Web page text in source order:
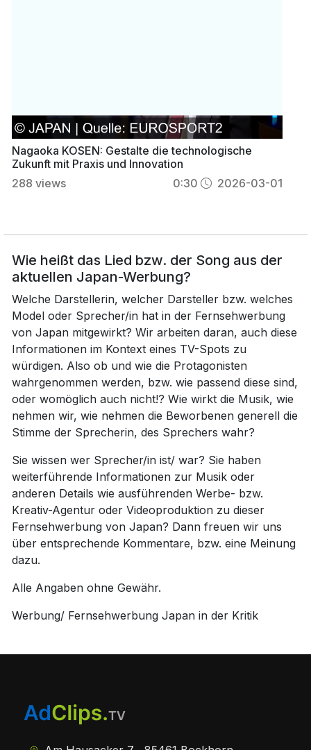
Nagaoka KOSEN: Gestalte die technologische
Zukunft mit Praxis und Innovation
288 views 0:30 2026-03-01
Wie heißt das Lied bzw. der Song aus der
aktuellen Japan-Werbung?
Welche Darstellerin, welcher Darsteller bzw. welches
Model oder Sprecher/in hat in der Fernsehwerbung
von Japan mitgewirkt? Wir arbeiten daran, auch diese
Informationen im Kontext eines TV-Spots zu
würdigen. Also ob und wie die Protagonisten
wahrgenommen werden, bzw. wie passend diese sind,
oder womöglich auch nicht!? Wie wirkt die Musik, wie
nehmen wir, wie nehmen die Beworbenen generell die
Stimme der Sprecherin, des Sprechers wahr?
Sie wissen wer Sprecher/in ist/ war? Sie haben
weiterführende Informationen zur Musik oder
anderen Details wie ausführenden Werbe- bzw.
Kreativ-Agentur oder Videoproduktion zu dieser
Fernsehwerbung von Japan? Dann freuen wir uns
über entsprechende Kommentare, bzw. eine Meinung
dazu.
Alle Angaben ohne Gewähr.
Werbung/ Fernsehwerbung Japan in der Kritik